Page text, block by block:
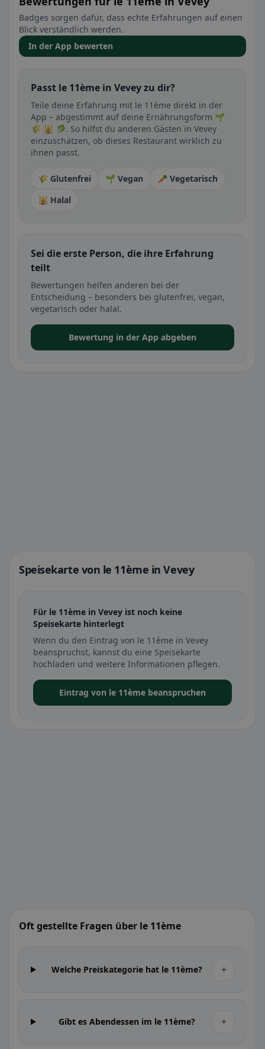
Badges sorgen dafür, dass echte Erfahrungen auf einen
Blick verständlich werden.
In der App bewerten
Passt le 11ème in Vevey zu dir?
Teile deine Erfahrung mit le 11ème direkt in der
App – abgestimmt auf deine Ernährungsform 🌱
🌾 🕌 🥬. So hilfst du anderen Gästen in Vevey
einzuschätzen, ob dieses Restaurant wirklich zu
ihnen passt.
🌾 Glutenfrei 🌱 Vegan
🥕 Vegetarisch
🕌 Halal
Sei die erste Person, die ihre Erfahrung
teilt
Bewertungen helfen anderen bei der
Entscheidung – besonders bei glutenfrei, vegan,
vegetarisch oder halal.
Bewertung in der App abgeben
Speisekarte von le 11ème in Vevey
Für le 11ème in Vevey ist noch keine
Speisekarte hinterlegt
Wenn du den Eintrag von le 11ème in Vevey
beanspruchst, kannst du eine Speisekarte
hochladen und weitere Informationen pflegen.
Eintrag von le 11ème beanspruchen
Oft gestellte Fragen über le 11ème
Welche Preiskategorie hat le 11ème? +
Gibt es Abendessen im le 11ème? +